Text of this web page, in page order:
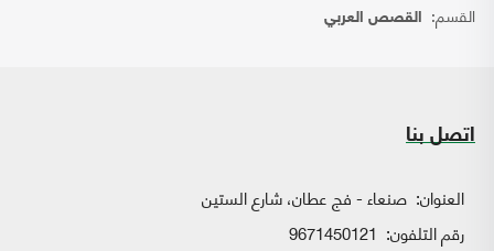
القسم: القصص العربي
اتصل بنا
العنوان: صنعاء - فج عطان، شارع الستين
رقم التلفون: 9671450121